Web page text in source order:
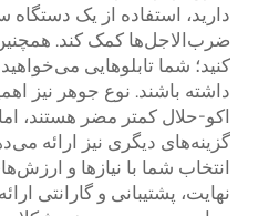
دارید، استفاده از یک دستگاه
ضرب‌الاجل‌ها کمک کند.
کنید؛ شما تابلوهایی
داشته باشند. نوع جوهر نیز
اکو-حلال کمتر مضر هستند،
گزینه‌های دیگری نیز ارائه
انتخاب شما با نیازها و
نهایت، پشتیبانی و گارانتی